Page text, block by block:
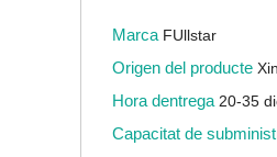
Marca FUllstar
Origen del producte
Hora dentrega 20-35
Capacitat de